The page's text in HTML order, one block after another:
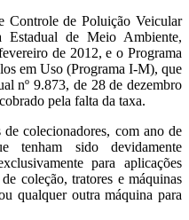
Controle de Poluição Veicular
Estadual de Meio Ambiente,
de 2012, e o Programa
em Uso (Programa I-M), que
nº 9.873, de 28 de dezembro
pela falta da taxa.
de colecionadores, com ano de
tenham sido devidamente
para aplicações
coleção, tratores e máquinas
qualquer outra máquina para